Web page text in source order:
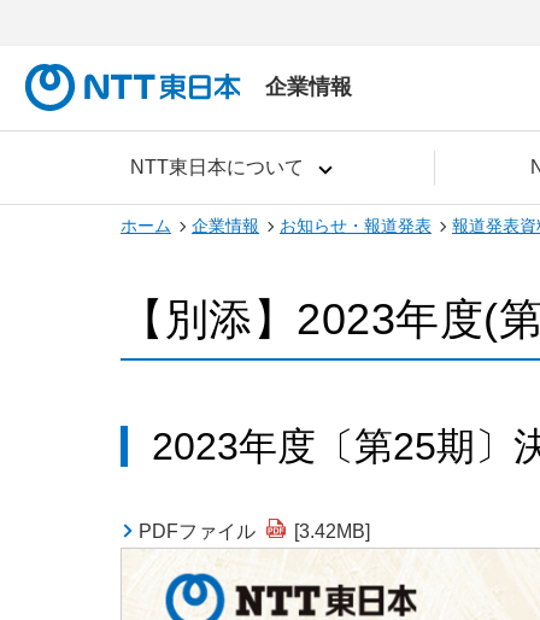
企業情報
NTT東日本について
ホーム 企業情報 お知らせ・報道発表 報道発表資
【別添】2023年度(
2023年度〔第25期〕
PDFファイル [3.42MB]